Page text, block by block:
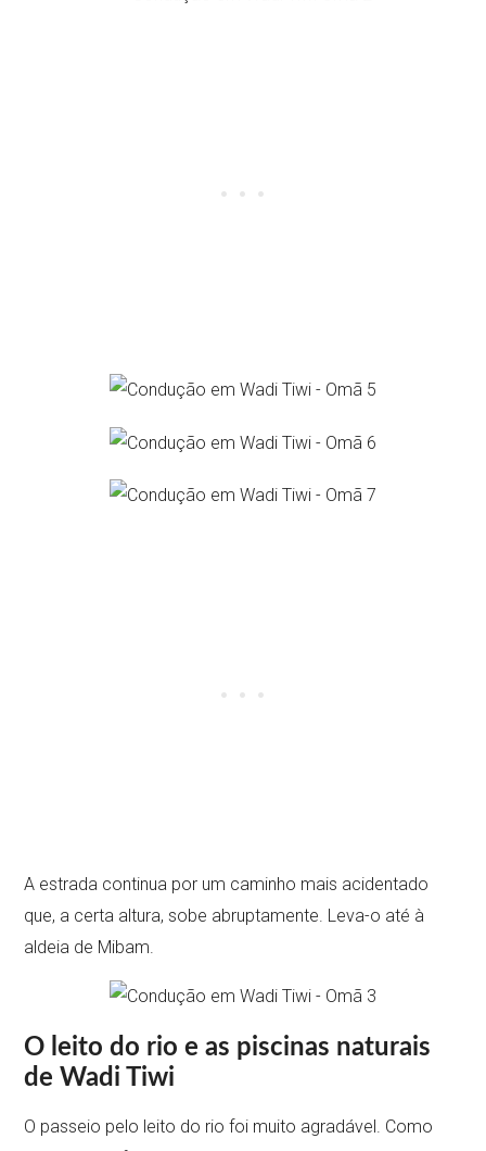
A estrada continua por um caminho mais acidentado
que, a certa altura, sobe abruptamente. Leva-o até à
aldeia de Mibam.
O leito do rio e as piscinas naturais
de Wadi Tiwi
O passeio pelo leito do rio foi muito agradável. Como